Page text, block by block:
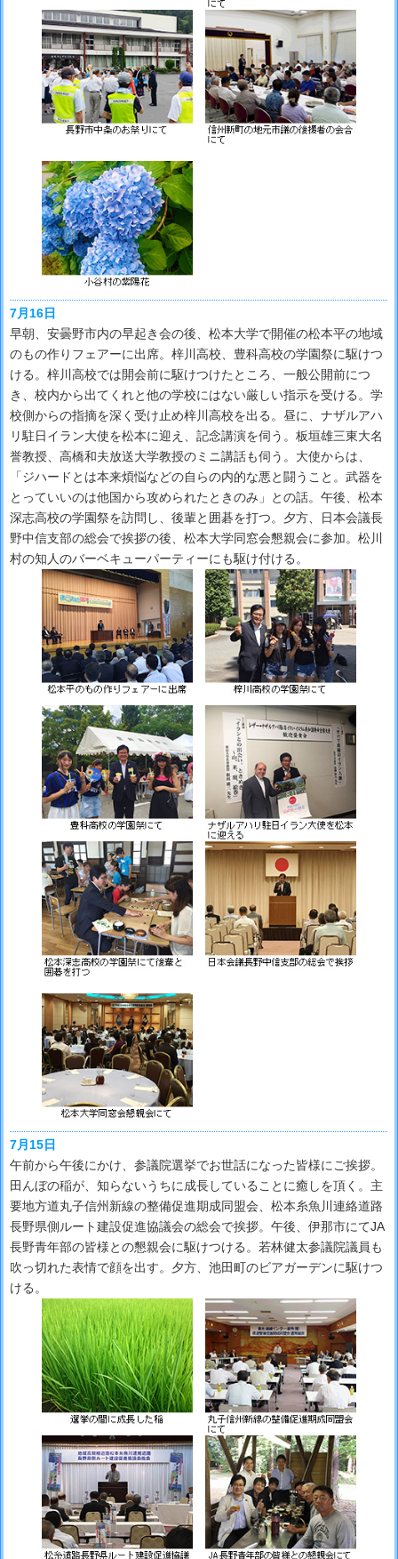
7月16日
早朝、安曇野市内の早起き会の後、松本大学で開催の松本平の地域
のもの作りフェアーに出席。梓川高校、豊科高校の学園祭に駆けつ
ける。梓川高校では開会前に駆けつけたところ、一般公開前につ
き、校内から出てくれと他の学校にはない厳しい指示を受ける。学
校側からの指摘を深く受け止め梓川高校を出る。昼に、ナザルアハ
リ駐日イラン大使を松本に迎え、記念講演を伺う。板垣雄三東大名
誉教授、高橋和夫放送大学教授のミニ講話も伺う。大使からは、
「ジハードとは本来煩悩などの自らの内的な悪と闘うこと。武器を
とっていいのは他国から攻められたときのみ」との話。午後、松本
深志高校の学園祭を訪問し、後輩と囲碁を打つ。夕方、日本会議長
野中信支部の総会で挨拶の後、松本大学同窓会懇親会に参加。松川
村の知人のバーベキューパーティーにも駆け付ける。
7月15日
午前から午後にかけ、参議院選挙でお世話になった皆様にご挨拶。
田んぼの稲が、知らないうちに成長していることに癒しを頂く。主
要地方道丸子信州新線の整備促進期成同盟会、松本糸魚川連絡道路
長野県側ルート建設促進協議会の総会で挨拶。午後、伊那市にてJA
長野青年部の皆様との懇親会に駆けつける。若林健太参議院議員も
吹っ切れた表情で顔を出す。夕方、池田町のビアガーデンに駆けつ
ける。